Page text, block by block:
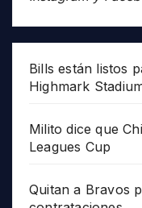
Bills están listos
Highmark
Milito dice que
Leagues Cup
Quitan a Bravos